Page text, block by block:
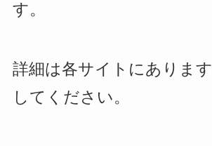
す。
詳細は各サイトにありま
してください。